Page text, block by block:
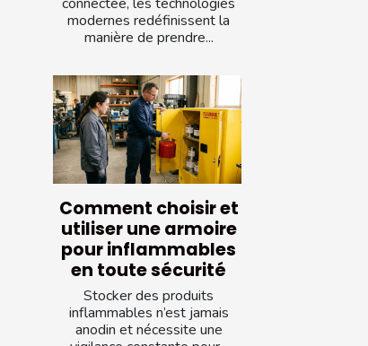
modernes redéfinissent la
manière de prendre...
Comment choisir et
utiliser une armoire
pour inflammables
en toute sécurité
Stocker des produits
inflammables n’est jamais
anodin et nécessite une